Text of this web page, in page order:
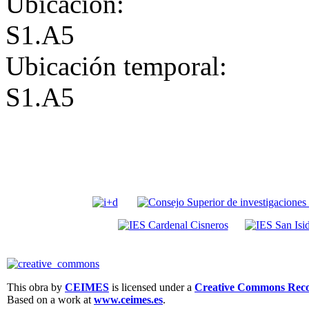
S1.A5
Ubicación temporal:
S1.A5
This obra by CEIMES is licensed under a Creative Commons
Based on a work at www.ceimes.es.